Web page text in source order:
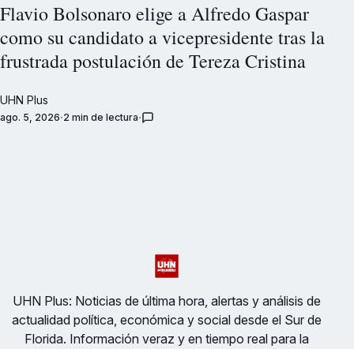
Flavio Bolsonaro elige a Alfredo Gaspar
como su candidato a vicepresidente tras la
frustrada postulación de Tereza Cristina
UHN Plus
ago. 5, 2026 2 min de lectura
UHN Plus: Noticias de última hora, alertas y análisis de
actualidad política, económica y social desde el Sur de
Florida. Información veraz y en tiempo real para la